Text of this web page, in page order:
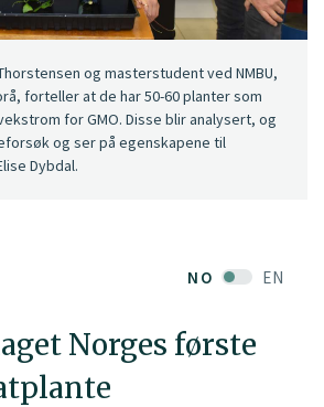
NO EN
Norges første
og masterstudent ved NMBU,
forteller at de har 50-60 planter som
for GMO. Disse blir analysert, og
og ser på egenskapene til
Dybdal.